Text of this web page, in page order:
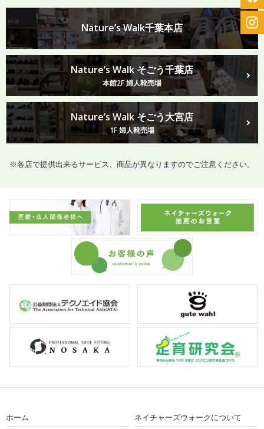
Nature’s Walk千葉本店
Nature’s Walk そごう千葉店
本館2F 婦人靴売場
Nature’s Walk そごう大宮店
1F 婦人靴売場
※各店で提供出来るサービス、商品が異なりますのでご注意ください。
ホーム
ネイチャーズウォークについて